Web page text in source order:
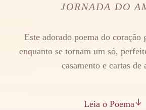
JORNADA DO
Este adorado poema do coração
enquanto se tornam um só,
casamento e cartas de
Leia o Poema